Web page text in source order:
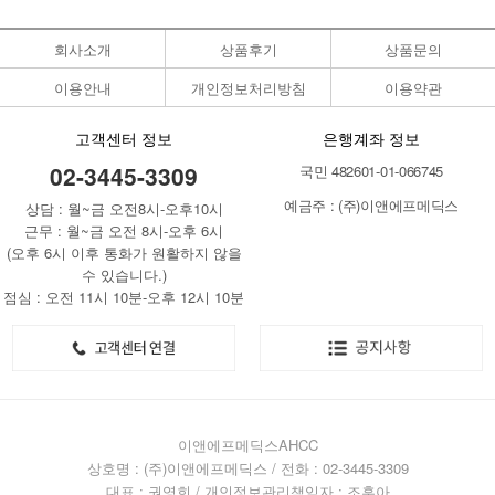
회사소개 상품후기
상품문의
이용안내
개인정보처리방침 이용약관
고객센터 정보
02-3445-3309
상담 : 월~금 오전8시-오후10시
근무 : 월~금 오전 8시-오후 6시
(오후 6시 이후 통화가 원활하지 않을
수 있습니다.)
점심 : 오전 11시 10분-오후 12시 10분
은행계좌 정보
국민 482601-01-066745
예금주 : (주)이앤에프메딕스
이앤에프메딕스AHCC
상호명 : (주)이앤에프메딕스 / 전화 : 02-3445-3309